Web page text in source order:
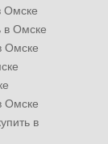
Омске
в Омске
Омске
Омске
в